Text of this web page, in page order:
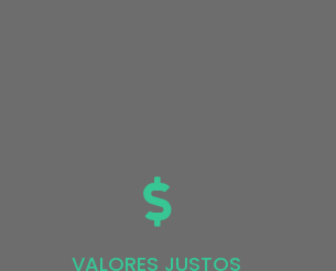
VALORES JUSTOS